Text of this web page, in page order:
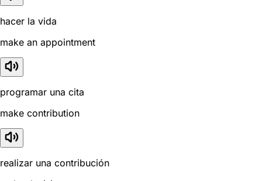
hacer la vida
make an appointment
programar una cita
make contribution
realizar una contribución